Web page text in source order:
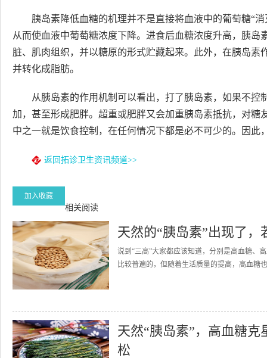
胰岛素降低血糖的机理并不是直接将血液中的葡萄糖“
从而使血液中葡萄糖浓度下降。进食后血糖浓度升高，胰
脏、肌肉组织，并以糖原的形式贮藏起来。此外，在胰岛
并转化成脂肪。
从胰岛素的作用机制可以看出，打了胰岛素，如果不
加，甚至形成肥胖。超重或肥胖又会加重胰岛素抵抗，对糖
中之一就是饮食控制，在任何情况下都是必不可少的。因
返回拓诊卫生资讯频道>>
加入收藏
相关阅读
天然的“胰岛素”出现了
说到“三高”大家都应该知道，分别是高血糖、
比较普遍的，但随着生活质量的提高，高血糖
天然“胰岛素”，高血糖
松